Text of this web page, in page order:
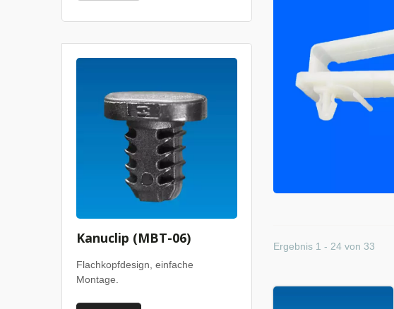
Kanuclip (MBT-06)
Flachkopfdesign, einfache
Montage.
Ergebnis 1 - 24 von 33